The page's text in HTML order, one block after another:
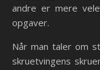
andre er mere
opgaver.
Når man taler om
skruetvingens